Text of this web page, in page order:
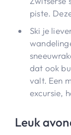
piste.
Ski je
dat ook
valt. Een
excursie,
Leuk